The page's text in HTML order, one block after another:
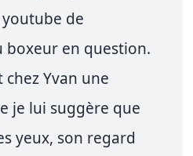
de
boxeur en question.
Yvan une
je lui suggère que
yeux, son regard